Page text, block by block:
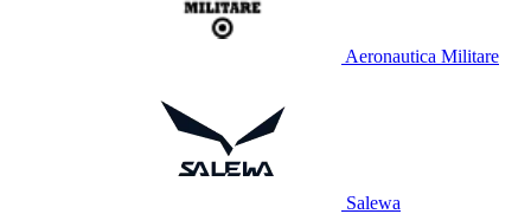
Aeronautica Militare
Salewa